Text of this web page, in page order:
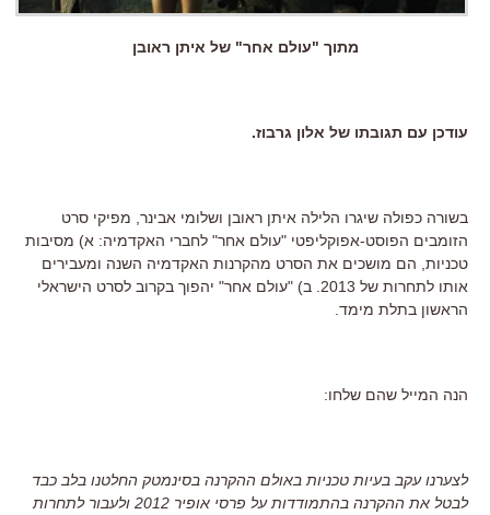
מתוך "עולם אחר" של איתן ראובן
עודכן עם תגובתו של אלון גרבוז.
בשורה כפולה שיגרו הלילה איתן ראובן ושלומי אבינר, מפיקי סרט
הזומבים הפוסט-אפוקליפטי "עולם אחר" לחברי האקדמיה: א) מסיבות
טכניות, הם מושכים את הסרט מהקרנות האקדמיה השנה ומעבירים
אותו לתחרות של 2013. ב) "עולם אחר" יהפוך בקרוב לסרט הישראלי
הראשון בתלת מימד.
הנה המייל שהם שלחו:
לצערנו עקב בעיות טכניות באולם ההקרנה בסינמטק החלטנו בלב כבד
לבטל את ההקרנה בהתמודדות על פרסי אופיר 2012 ולעבור לתחרות